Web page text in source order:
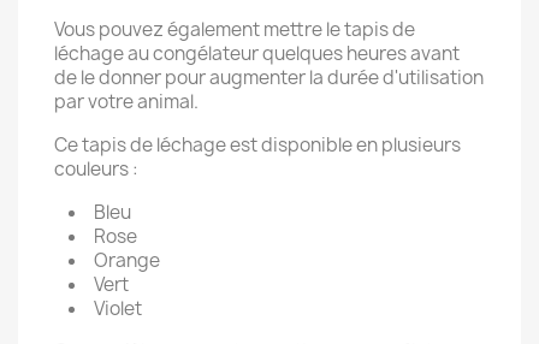
Vous pouvez également mettre le tapis de
léchage au congélateur quelques heures avant
de le donner pour augmenter la durée d'utilisation
par votre animal.
Ce tapis de léchage est disponible en plusieurs
couleurs :
Bleu
Rose
Orange
Vert
Violet